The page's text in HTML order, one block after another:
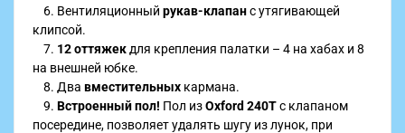
6. Вентиляционный рукав-клапанс утягивающей
клипсой.
7. 12оттяжек для крепления палатки – 4 на хабах и 8
на внешней юбке.
8. Два вместительных кармана.
9. Встроенный пол! Пол изOxford 240Tс клапаном
посередине, позволяет удалять шугу из лунок, при